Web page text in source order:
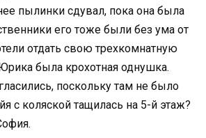
пылинки сдувал, пока она была
его тоже были без ума от
отдать свою трехкомнатную
была крохотная однушка.
поскольку там не было
с коляской тащилась на 5-й этаж?